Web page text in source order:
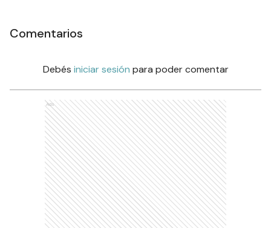
Comentarios
Debés iniciar sesión para poder comentar
Ads